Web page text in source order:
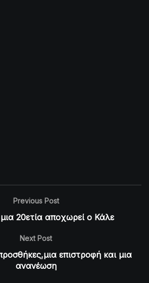
Previous Post
20ετία αποχωρεί ο Κάλε
Next Post
επιστροφή και μια
ανανέωση